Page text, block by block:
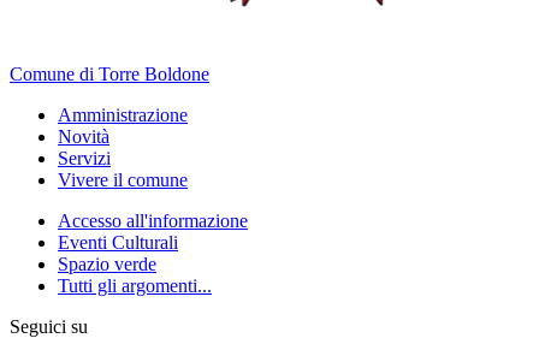
Comune di Torre Boldone
Amministrazione
Novità
Servizi
Vivere il comune
Accesso all'informazione
Eventi Culturali
Spazio verde
Tutti gli argomenti...
Seguici su